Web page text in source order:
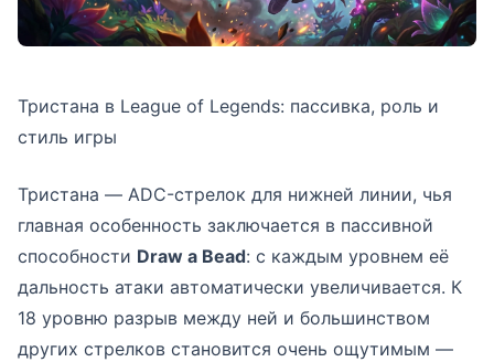
Тристана в League of Legends: пассивка, роль и
стиль игры
Тристана — ADC-стрелок для нижней линии, чья
главная особенность заключается в пассивной
способности Draw a Bead: с каждым уровнем её
дальность атаки автоматически увеличивается. К
18 уровню разрыв между ней и большинством
других стрелков становится очень ощутимым —